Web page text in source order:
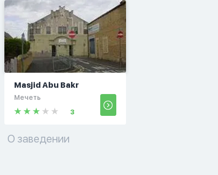
Masjid Abu Bakr
Мечеть
3
О заведении